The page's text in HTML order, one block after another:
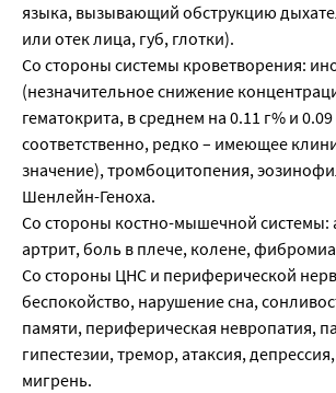
языка, вызывающий обструкцию
или отек лица, губ, глотки).
Со стороны системы кроветворения:
(незначительное снижение
гематокрита, в среднем на 0.11 г% и
соответственно, редко – имеющее
значение), тромбоцитопения,
Шенлейн-Геноха.
Со стороны костно-мышечной системы:
артрит, боль в плече, колене,
Со стороны ЦНС и периферической
беспокойство, нарушение сна,
памяти, периферическая невропатия,
гипестезии, тремор, атаксия,
мигрень.